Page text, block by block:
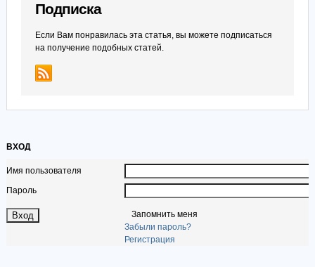
Подписка
Если Вам понравилась эта статья, вы можете подписаться
на получение подобных статей.
ВХОД
Имя пользователя
Пароль
Запомнить меня
Забыли пароль?
Регистрация